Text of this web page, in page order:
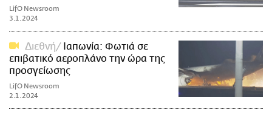
LifO Newsroom
3.1.2024
Διεθνή
Ιαπωνία: Φωτιά σε
επιβατικό αεροπλάνο την ώρα της
προσγείωσης
LifO Newsroom
2.1.2024